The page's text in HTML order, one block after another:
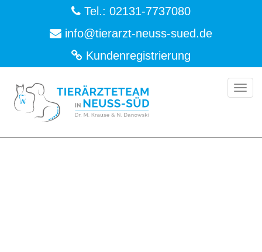
Tel.: 02131-7737080
info@tierarzt-neuss-sued.de
Kundenregistrierung